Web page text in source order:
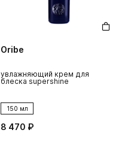
Oribe
увлажняющий крем для
блеска supershine
150 мл
8 470 ₽